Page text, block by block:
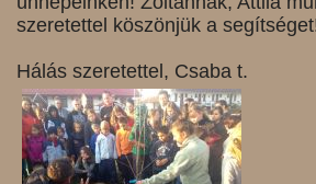
szeretettel köszönjük a
Hálás szeretettel, Csaba t.